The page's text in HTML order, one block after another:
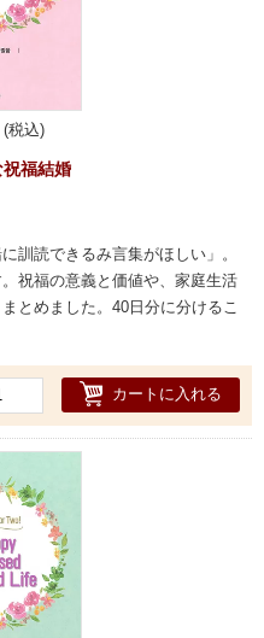
税込)
祝福結婚
訓読できるみ言集がほしい」。
祝福の意義と価値や、家庭生活
とめました。40日分に分けるこ
カートに入れる